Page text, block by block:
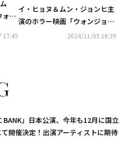
ォン
17:45
イ・ヒョヌ＆ムン・ジョンヒ主
演のホラー映画「ウォンジョン
ヴィラ」韓国で12月に公開決定
2024/11/05 16:39
BANK」日本公演、今年も12月に国立
開催決定！出演アーティストに期待